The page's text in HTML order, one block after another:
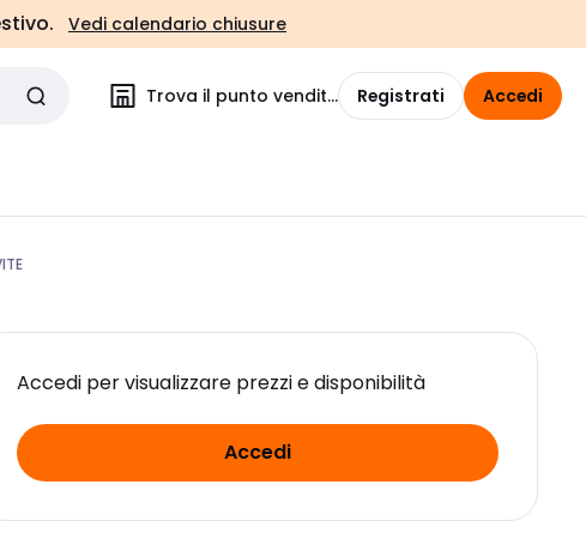
Vedi calendario chiusure
Trova il punto vendita Registrati Accedi
Accedi per visualizzare prezzi e disponibilità
Accedi